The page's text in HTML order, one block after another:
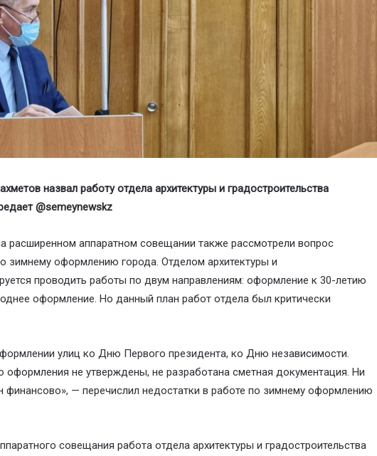
назвал работу отдела архитектуры и градостроительства
@semeynewskz
расширенном аппаратном совещании также рассмотрели вопрос
зимнему оформлению города. Отделом архитектуры и
проводить работы по двум направлениям: оформление к 30-летию
оформление. Но данный план работ отдела был критически
улиц ко Дню Первого президента, ко Дню независимости.
оформления не утверждены, не разработана сметная документация. Ни
финансово», — перечислил недостатки в работе по зимнему оформлению
совещания работа отдела архитектуры и градостроительства